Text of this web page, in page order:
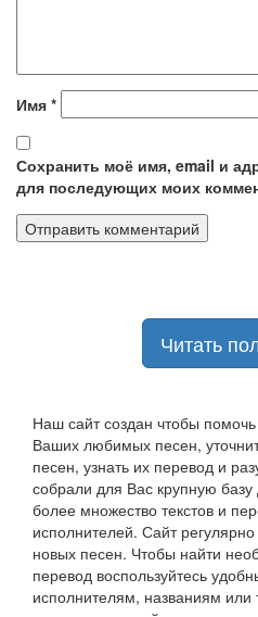
Имя *
Сохранить моё имя, email и
для последующих моих
Читать
Наш сайт создан чтобы
Ваших любимых песен,
песен, узнать их перевод и
собрали для Вас крупную
более множество текстов и
исполнителей. Сайт
новых песен. Чтобы найти
перевод воспользуйтесь
исполнителям, названиям или